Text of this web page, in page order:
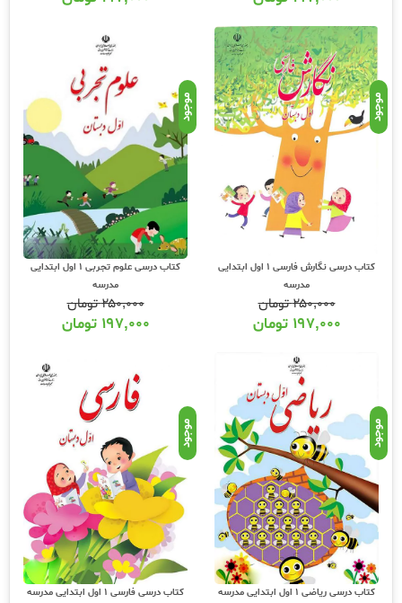
موجود
کتاب درسی نگارش فارسی 1 اول ابتدایی
مدرسه
۲۵۰,۰۰۰تومان
۱۹۷,۰۰۰ تومان
موجود
کتاب درسی علوم تجربی 1 اول ابتدایی
مدرسه
۲۵۰,۰۰۰تومان
۱۹۷,۰۰۰ تومان
موجود
کتاب درسی ریاضی 1 اول ابتدایی مدرسه
موجود
کتاب درسی فارسی 1 اول ابتدایی مدرسه